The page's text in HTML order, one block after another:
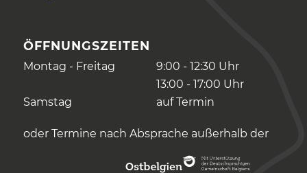
ÖFFNUNGSZEITEN
Montag - Freitag
9:00 - 12:30 Uhr
13:00 - 17:00 Uhr
Samstag
auf Termin
oder Termine nach Absprache außerhalb der